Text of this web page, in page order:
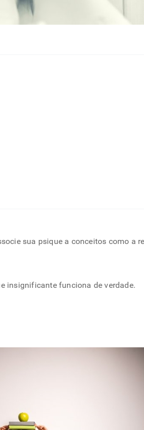
sua psique a conceitos como a
insignificante funciona de verdade.